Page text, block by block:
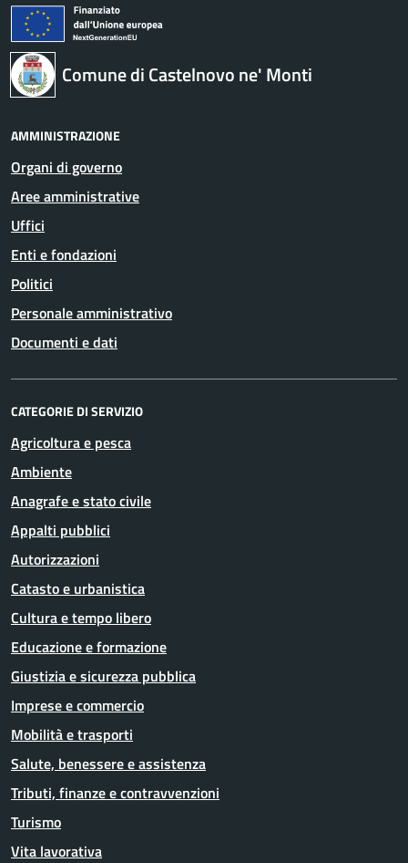
Comune di Castelnovo ne' Monti
AMMINISTRAZIONE
Organi di governo
Aree amministrative
Uffici
Enti e fondazioni
Politici
Personale amministrativo
Documenti e dati
CATEGORIE DI SERVIZIO
Agricoltura e pesca
Ambiente
Anagrafe e stato civile
Appalti pubblici
Autorizzazioni
Catasto e urbanistica
Cultura e tempo libero
Educazione e formazione
Giustizia e sicurezza pubblica
Imprese e commercio
Mobilità e trasporti
Salute, benessere e assistenza
Tributi, finanze e contravvenzioni
Turismo
Vita lavorativa